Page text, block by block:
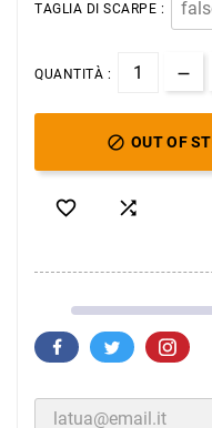
TAGLIA DI SCARPE :
QUANTITÀ :
 OUT OF
 